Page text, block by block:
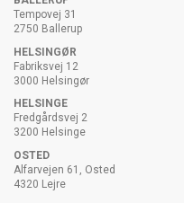
Tempovej 31
2750 Ballerup
HELSINGØR
Fabriksvej 12
3000 Helsingør
HELSINGE
Fredgårdsvej 2
3200 Helsinge
OSTED
Alfarvejen 61, Osted
4320 Lejre